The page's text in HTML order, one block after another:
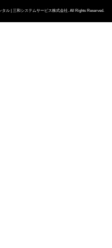
タル | 三和システムサービス株式会社. All Rights Reserved.